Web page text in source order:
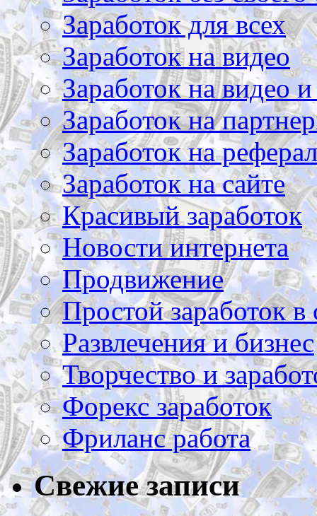
Заработок для всех
Заработок на видео
Заработок на видео
Заработок на
Заработок на
Заработок на сайте
Красивый заработок
Новости интернета
Продвижение
Простой заработок в
Развлечения и бизнес
Творчество и
Форекс заработок
Фриланс работа
Свежие записи